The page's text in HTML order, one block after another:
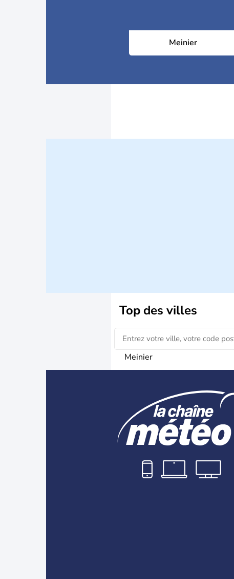
Meinier
Top des villes
Meinier